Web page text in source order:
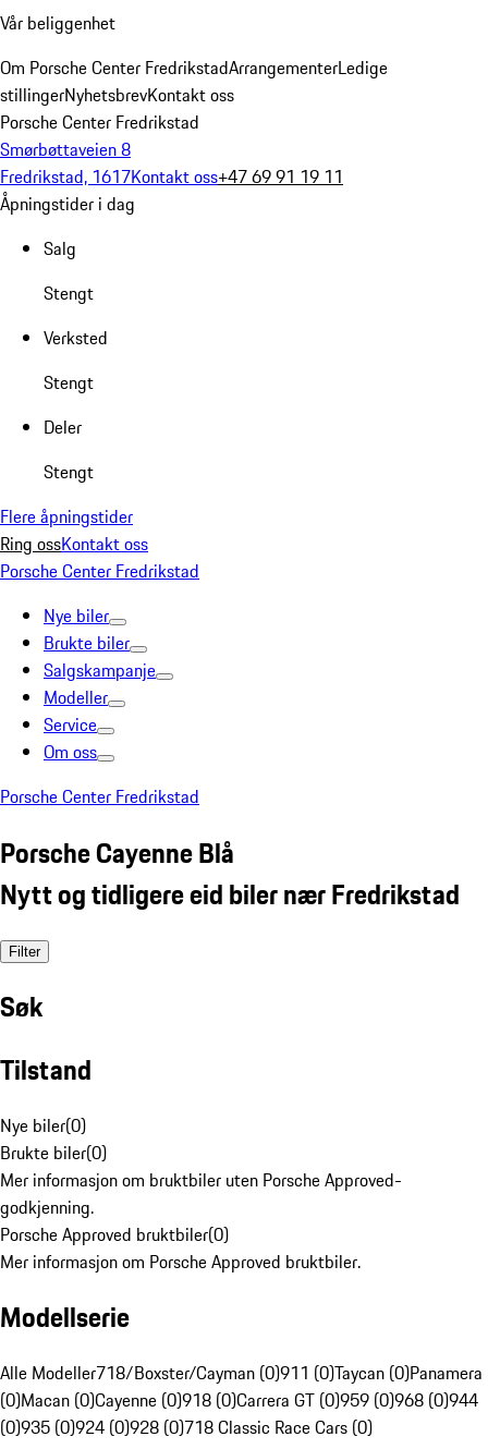
Vår beliggenhet
Om Porsche Center FredrikstadArrangementerLedige
stillingerNyhetsbrevKontakt oss
Porsche Center Fredrikstad
Smørbøttaveien 8
Fredrikstad, 1617Kontakt oss+47 69 91 19 11
Åpningstider i dag
Salg
Stengt
Verksted
Stengt
Deler
Stengt
Flere åpningstider
Ring ossKontakt oss
Porsche Center Fredrikstad
Nye biler
Brukte biler
Salgskampanje
Modeller
Service
Om oss
Porsche Center Fredrikstad
Porsche Cayenne Blå
Nytt og tidligere eid biler nær Fredrikstad
Filter
Søk
Tilstand
Nye biler(0)
Brukte biler(0)
Mer informasjon om bruktbiler uten Porsche Approved-
godkjenning.
Porsche Approved bruktbiler(0)
Mer informasjon om Porsche Approved bruktbiler.
Modellserie
Alle Modeller718/Boxster/Cayman (0)911 (0)Taycan (0)Panamera
(0)Macan (0)Cayenne (0)918 (0)Carrera GT (0)959 (0)968 (0)944
(0)935 (0)924 (0)928 (0)718 Classic Race Cars (0)